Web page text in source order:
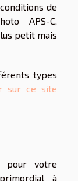
de
APS-C,
petit mais
types
sur ce site
pour votre
à